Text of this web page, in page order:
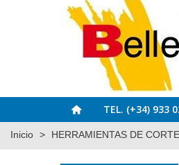
TEL. (+34) 933
Inicio > HERRAMIENTAS DE CORTE